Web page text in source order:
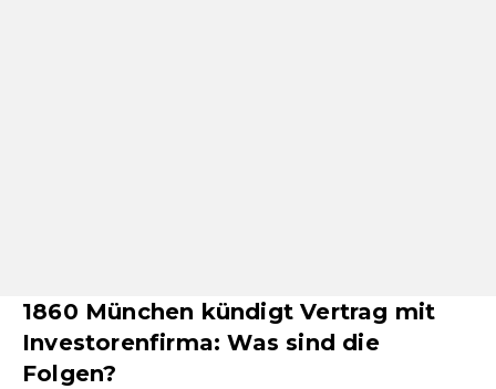
1860 München kündigt Vertrag mit
Investorenfirma: Was sind die
Folgen?